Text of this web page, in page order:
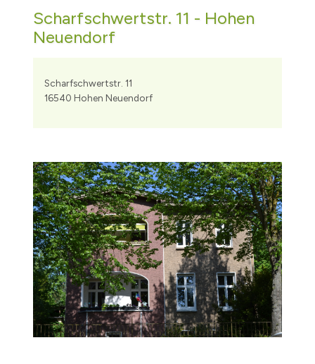
Scharfschwertstr. 11 - Hohen
Neuendorf
Scharfschwertstr. 11
16540 Hohen Neuendorf